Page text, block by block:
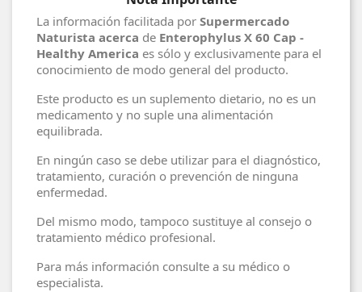
La información facilitada por Supermercado
Naturista acerca de Enterophylus X 60 Cap -
Healthy America es sólo y exclusivamente para el
conocimiento de modo general del producto.
Este producto es un suplemento dietario, no es un
medicamento y no suple una alimentación
equilibrada.
En ningún caso se debe utilizar para el diagnóstico,
tratamiento, curación o prevención de ninguna
enfermedad.
Del mismo modo, tampoco sustituye al consejo o
tratamiento médico profesional.
Para más información consulte a su médico o
especialista.